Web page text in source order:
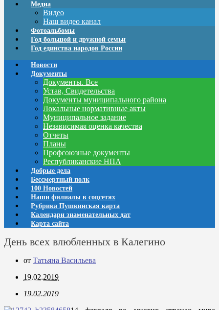
Медиа
Видео
Наш видео канал
Фотоальбомы
Год большой и дружной семьи
Год единства народов России
Новости
Документы
Документы. Все
Устав, Свидетельства
Документы муниципального района
Локальные нормативные акты
Муниципальное задание
Независимая оценка качества
Отчеты
Планы
Профсоюзные документы
Республиканские НПА
Добрые дела
Бессмертный полк
100 Новостей
Наши филиалы в соцсетях
Рубрика Пушкинская карта
Календари знаменательных дат
Карта сайта
День всех влюбленных в Калегино
от Татьяна Васильева
19.02.2019
19.02.2019